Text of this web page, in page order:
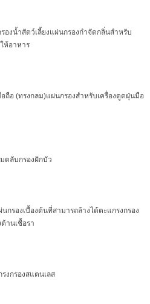
องน้ำสัตว์เลี้ยงแผ่นกรองกำจัดกลิ่นสำหรับ
ห้อาหาร
ถือ (ทรงกลม)แผ่นกรองสำหรับเครื่องดูดฝุ่นมือ
ตลับกรองฝักบัว
นกรองเบื้องต้นที่สามารถล้างได้ตะแกรงกรอง
านเชื้อรา
รงกรองสแตนเลส